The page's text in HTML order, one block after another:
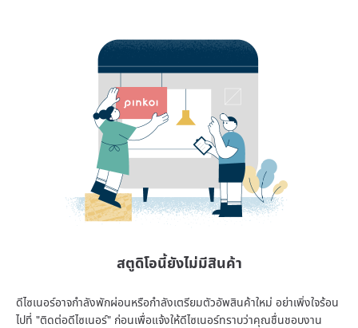
สตูดิโอนี้ยังไม่มีสินค้า
ดีไซเนอร์อาจกำลังพักผ่อนหรือกำลังเตรียมตัวอัพสินค้าใหม่ อย่าเพิ่งใจร้อน
ไปที่ "ติดต่อดีไซเนอร์" ก่อนเพื่อแจ้งให้ดีไซเนอร์ทราบว่าคุณชื่นชอบงาน